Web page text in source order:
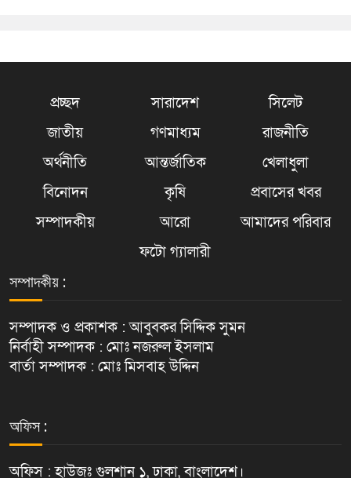
প্রচ্ছদ সারাদেশ
সিলেট
জাতীয়
গণমাধ্যম
রাজনীতি
অর্থনীতি
আন্তর্জাতিক
খেলাধুলা
বিনোদন
কৃষি
প্রবাসের খবর
সম্পাদকীয়
আরো
আমাদের পরিবার
ফটো গ্যালারী
সম্পাদকীয় :
সম্পাদক ও প্রকাশক : আবুবকর সিদ্দিক সুমন
নির্বাহী সম্পাদক : মোঃ নজরুল ইসলাম
বার্তা সম্পাদক : মোঃ মিসবাহ উদ্দিন
অফিস :
অফিস : হাউজঃ গুলশান ১, ঢাকা, বাংলাদেশ।